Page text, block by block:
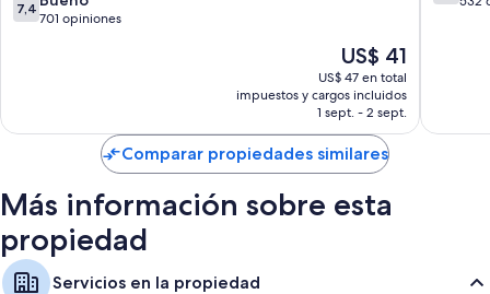
de
7,4
701 opiniones
El
precio
actual
es
de
US$ 41
US$ 41
US$ 47 en total
impuestos y cargos incluidos
1 sept. - 2 sept.
Comparar propiedades similares
Más información sobre esta
propiedad
Servicios en la propiedad